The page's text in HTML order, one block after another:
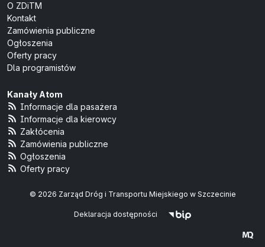
O ZDiTM
Kontakt
Zamówienia publiczne
Ogłoszenia
Oferty pracy
Dla programistów
Kanały Atom
Informacje dla pasażera
Informacje dla kierowcy
Zakłócenia
Zamówienia publiczne
Ogłoszenia
Oferty pracy
© 2026 Zarząd Dróg i Transportu Miejskiego w Szczecinie
Deklaracja dostępności